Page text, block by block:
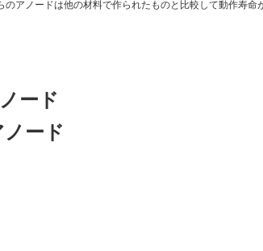
のアノードは他の材料で作られたものと比較して動作寿命